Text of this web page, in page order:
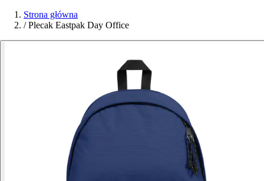
Strona główna
/ Plecak Eastpak Day Office